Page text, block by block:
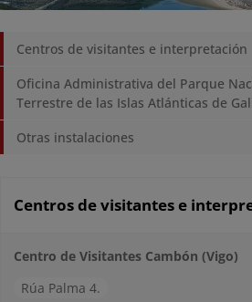
Centros de visitantes e interpretación
Oficina Administrativa del Parque
Terrestre de las Islas Atlánticas de
Otras instalaciones
Centros de visitantes e
Centro de Visitantes Cambón (Vigo)
Rúa Palma 4.